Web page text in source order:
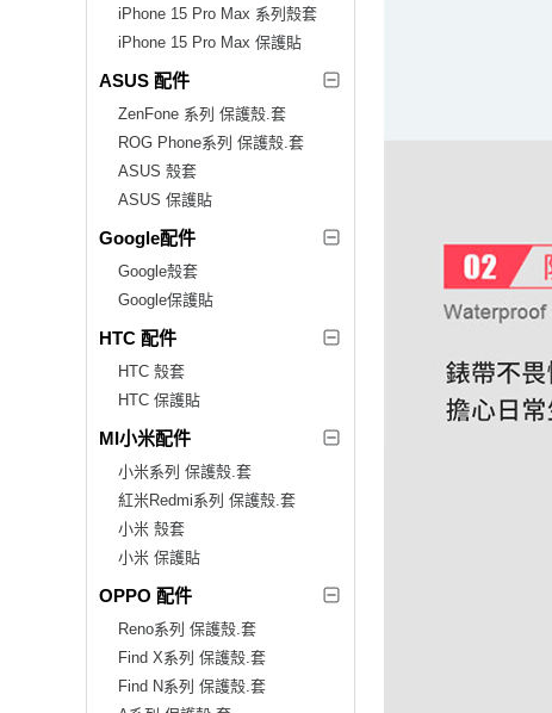
iPhone 15 Pro Max 系列殼套
iPhone 15 Pro Max 保護貼
ASUS 配件
ZenFone 系列 保護殼.套
ROG Phone系列 保護殼.套
ASUS 殼套
ASUS 保護貼
Google配件
Google殼套
Google保護貼
HTC 配件
HTC 殼套
HTC 保護貼
MI小米配件
小米系列 保護殼.套
紅米Redmi系列 保護殼.套
小米 殼套
小米 保護貼
OPPO 配件
Reno系列 保護殼.套
Find X系列 保護殼.套
Find N系列 保護殼.套